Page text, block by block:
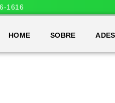
1616
HOME SOBRE